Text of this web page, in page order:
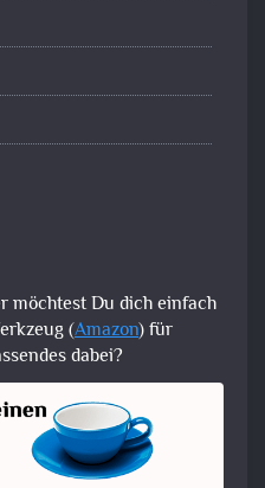
möchtest Du dich einfach
(Amazon) für
dabei?